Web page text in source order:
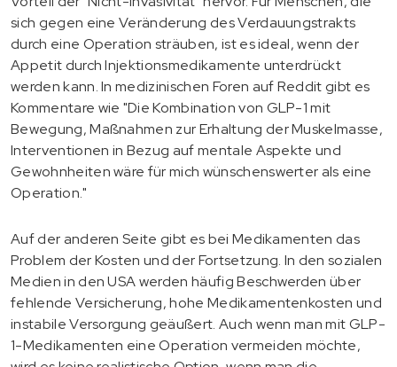
sich gegen eine Veränderung des Verdauungstrakts
durch eine Operation sträuben, ist es ideal, wenn der
Appetit durch Injektionsmedikamente unterdrückt
werden kann. In medizinischen Foren auf Reddit gibt es
Kommentare wie "Die Kombination von GLP-1 mit
Bewegung, Maßnahmen zur Erhaltung der Muskelmasse,
Interventionen in Bezug auf mentale Aspekte und
Gewohnheiten wäre für mich wünschenswerter als eine
Operation."
Auf der anderen Seite gibt es bei Medikamenten das
Problem der Kosten und der Fortsetzung. In den sozialen
Medien in den USA werden häufig Beschwerden über
fehlende Versicherung, hohe Medikamentenkosten und
instabile Versorgung geäußert. Auch wenn man mit GLP-
1-Medikamenten eine Operation vermeiden möchte,